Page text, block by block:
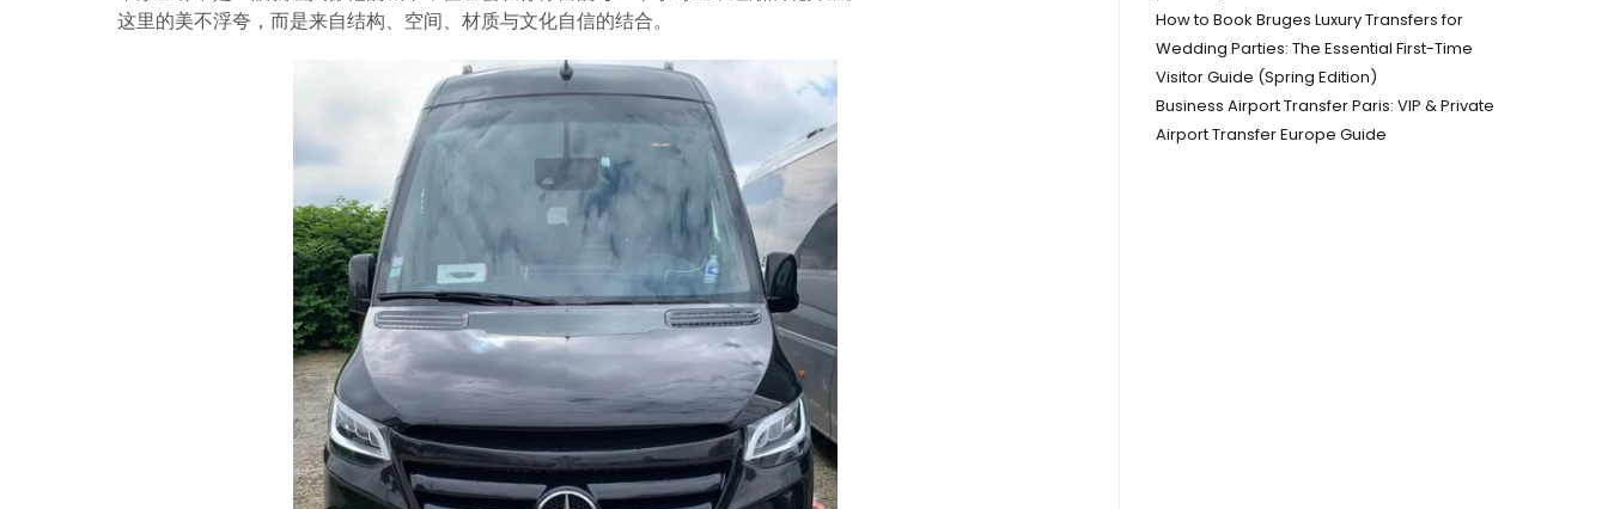
这里的美不浮夸，而是来自结构、空间、材质与文化自信的结合。
How to Book Bruges Luxury Transfers for
Wedding Parties: The Essential First-Time
Visitor Guide (Spring Edition)
Business Airport Transfer Paris: VIP & Private
Airport Transfer Europe Guide